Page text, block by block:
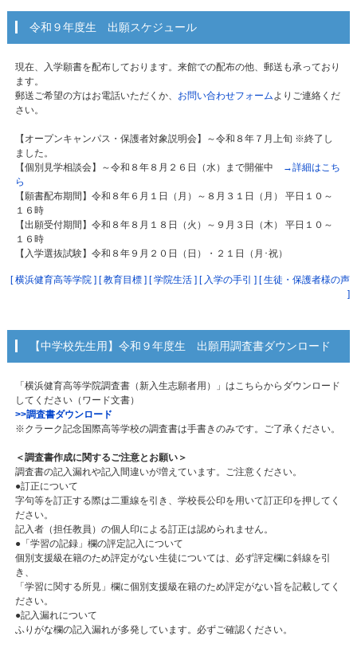
令和９年度生 出願スケジュール
現在、入学願書を配布しております。来館での配布の他、郵送も承っており
ます。
郵送ご希望の方はお電話いただくか、 お問い合わせフォームよりご連絡くだ
さい。
【オープンキャンパス・保護者対象説明会】～令和８年７月上旬 ※終了し
ました。
【個別見学相談会】～令和８年８月２６日（水）まで開催中
→詳細はこち
ら
【願書配布期間】令和８年６月１日（月）～８月３１日（月） 平日１０～
１６時
【出願受付期間】令和８年８月１８日（火）～９月３日（木） 平日１０～
１６時
【入学選抜試験】令和８年９月２０日（日）・２１日（月･祝）
[ 横浜健育高等学院 ] [ 教育目標 ] [ 学院生活 ] [ 入学の手引 ] [ 生徒・保護者様の声
]
【中学校先生用】令和９年度生 出願用調査書ダウンロード
「横浜健育高等学院調査書（新入生志願者用）」はこちらからダウンロード
してください（ワード文書）
>>調査書ダウンロード
※クラーク記念国際高等学校の調査書は手書きのみです。ご了承ください。
＜調査書作成に関するご注意とお願い＞
調査書の記入漏れや記入間違いが増えています。ご注意ください。
●訂正について
字句等を訂正する際は二重線を引き、学校長公印を用いて訂正印を押してく
ださい。
記入者（担任教員）の個人印による訂正は認められません。
●「学習の記録」欄の評定記入について
個別支援級在籍のため評定がない生徒については、必ず評定欄に斜線を引
き、
「学習に関する所見」欄に個別支援級在籍のため評定がない旨を記載してく
ださい。
●記入漏れについて
ふりがな欄の記入漏れが多発しています。必ずご確認ください。